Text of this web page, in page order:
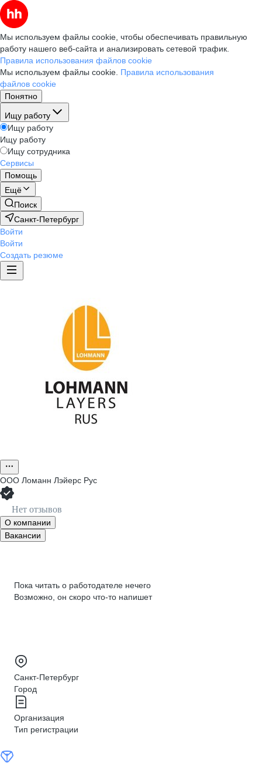
Мы используем файлы cookie, чтобы обеспечивать правильную
работу нашего веб-сайта и анализировать сетевой трафик.
Правила использования файлов cookie
Мы используем файлы cookie. Правила использования
файлов cookie
Понятно
Ищу работу
Ищу работу
Ищу работу
Ищу сотрудника
Сервисы
Помощь
Ещё
Поиск
Санкт-Петербург
Войти
Войти
Создать резюме
ООО Ломанн Лэйерс Рус
Нет отзывов
О компании
Вакансии
Пока читать о работодателе нечего
Возможно, он скоро что‑то напишет
Санкт-Петербург
Город
Организация
Тип регистрации